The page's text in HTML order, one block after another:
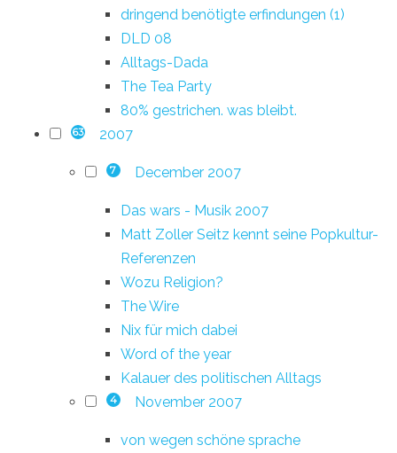
dringend benötigte erfindungen (1)
DLD 08
Alltags-Dada
The Tea Party
80% gestrichen. was bleibt.
63 2007
7 December 2007
Das wars - Musik 2007
Matt Zoller Seitz kennt seine Popkultur-
Referenzen
Wozu Religion?
The Wire
Nix für mich dabei
Word of the year
Kalauer des politischen Alltags
4 November 2007
von wegen schöne sprache